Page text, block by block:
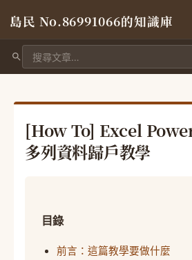
島民 No.86991066的知識庫
搜尋文章
[How To] Excel
多列資料歸戶教學
目錄
前言：這篇教學要做什麼